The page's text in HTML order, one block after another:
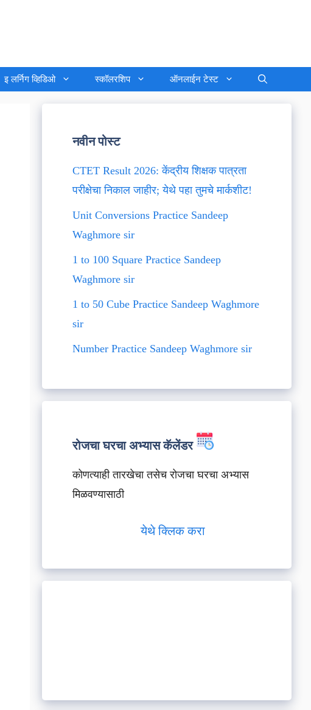
इ लर्निग व्हिडिओ स्कॉलरशिप ऑनलाईन टेस्ट
नवीन पोस्ट
CTET Result 2026: केंद्रीय शिक्षक पात्रता
परीक्षेचा निकाल जाहीर; येथे पहा तुमचे मार्कशीट!
Unit Conversions Practice Sandeep
Waghmore sir
1 to 100 Square Practice Sandeep
Waghmore sir
1 to 50 Cube Practice Sandeep Waghmore
sir
Number Practice Sandeep Waghmore sir
रोजचा घरचा अभ्यास कॅलेंडर
कोणत्याही तारखेचा तसेच रोजचा घरचा अभ्यास
मिळवण्यासाठी
येथे क्लिक करा